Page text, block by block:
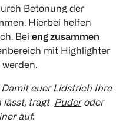
Betonung der
Hierbei helfen
Bei eng zusammen
mit Highlighter
euer Lidstrich Ihre
lässt, tragt Puderoder
auf.